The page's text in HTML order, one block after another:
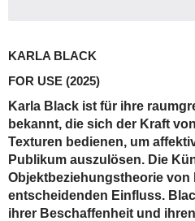
KARLA BLACK
FOR USE (2025)
Karla Black ist für ihre
bekannt, die sich der Kraft
Texturen bedienen, um
Publikum auszulösen. Die
Objektbeziehungstheorie von
entscheidenden Einfluss.
ihrer Beschaffenheit und